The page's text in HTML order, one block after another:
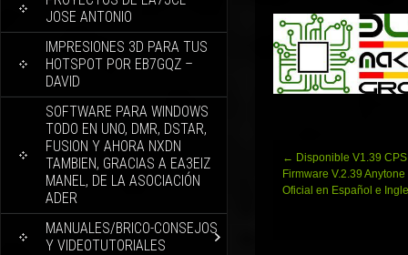
JOSE ANTONIO
IMPRESIONES 3D PARA TUS
HOTSPOT POR EB7GQZ –
DAVID
SOFTWARE PARA WINDOWS
TODO EN UNO, DMR, DSTAR,
FUSION Y AHORA NXDN
TAMBIEN, GRACIAS A EA3EIZ
MANEL, DE LA ASOCIACIÓN
ADER
MANUALES/BRICO-CONSEJOS
Y VIDEOTUTORIALES
Navegación
de
entradas
← Disponible V1.39
Firmware V.2.39
Oficial en Español e